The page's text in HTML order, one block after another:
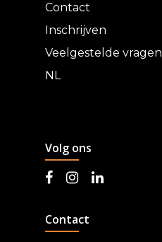
Contact
Inschrijven
Veelgestelde vragen
NL
Volg ons
Contact